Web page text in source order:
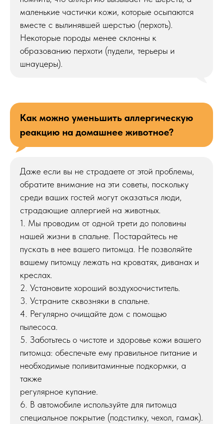
маленькие частички кожи, которые осыпаются
вместе с вылинявшей шерстью (перхоть).
Некоторые породы менее склонны к
образованию перхоти (пудели, терьеры и
шнауцеры).
Как можно уменьшить аллергическую
реакцию на домашнее животное?
Даже если вы не страдаете от этой проблемы,
обратите внимание на эти советы, поскольку
среди ваших гостей могут оказаться люди,
страдающие аллергией на животных.
1. Мы проводим от одной трети до половины
нашей жизни в спальне. Постарайтесь не
пускать в нее вашего питомца. Не позволяйте
вашему питомцу лежать на кроватях, диванах и
креслах.
2. Установите хороший воздухоочиститель.
3. Устраните сквозняки в спальне.
4. Регулярно очищайте дом с помощью
пылесоса.
5. Заботьтесь о чистоте и здоровье кожи вашего
питомца: обеспечьте ему правильное питание и
необходимые поливитаминные подкормки, а
также
регулярное купание.
6. В автомобиле используйте для питомца
специальное покрытие (подстилку, чехол, гамак).